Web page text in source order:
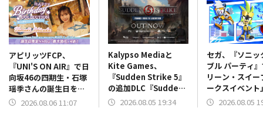
アピリッツFCP、
『UNI'S ON AIR』で日
向坂46の四期生・石塚
瑶季さんの誕生日を記
念した「誕生日限定バ
2026.08.06 11:07
Kalypso Mediaと
Kite Games、
『Sudden Strike 5』
の追加DLC『Sudden
Strike 5 – France:
2026.08.05 19:34
セガ、『ソニッ
ブル パーティ
リーン・スイー
ークスイベント
催…夏の気分を
2026.08.05